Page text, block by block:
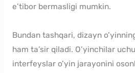
e’tibor bermasligi mumkin.
Bundan tashqari, dizayn
ham ta’sir qiladi. O’yinchilar
interfeyslar o’yin jarayonini